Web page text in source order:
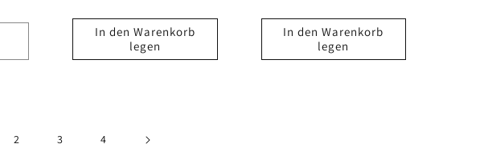
In den Warenkorb
legen
In den Warenkorb
legen
2 3 4